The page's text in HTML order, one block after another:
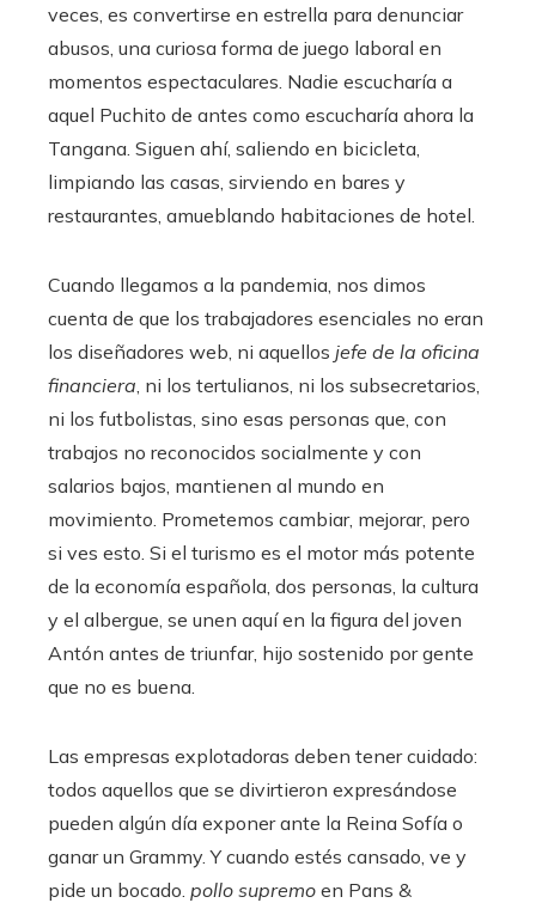
veces, es convertirse en estrella para denunciar
abusos, una curiosa forma de juego laboral en
momentos espectaculares. Nadie escucharía a
aquel Puchito de antes como escucharía ahora la
Tangana. Siguen ahí, saliendo en bicicleta,
limpiando las casas, sirviendo en bares y
restaurantes, amueblando habitaciones de hotel.
Cuando llegamos a la pandemia, nos dimos
cuenta de que los trabajadores esenciales no eran
los diseñadores web, ni aquellos jefe de la oficina
financiera , ni los tertulianos, ni los subsecretarios,
ni los futbolistas, sino esas personas que, con
trabajos no reconocidos socialmente y con
salarios bajos, mantienen al mundo en
movimiento. Prometemos cambiar, mejorar, pero
si ves esto. Si el turismo es el motor más potente
de la economía española, dos personas, la cultura
y el albergue, se unen aquí en la figura del joven
Antón antes de triunfar, hijo sostenido por gente
que no es buena.
Las empresas explotadoras deben tener cuidado:
todos aquellos que se divirtieron expresándose
pueden algún día exponer ante la Reina Sofía o
ganar un Grammy. Y cuando estés cansado, ve y
pide un bocado. pollo supremo en Pans &